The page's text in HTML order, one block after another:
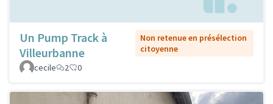
Un Pump Track à
Villeurbanne
Non retenue en présélection
citoyenne
cecile
2 0